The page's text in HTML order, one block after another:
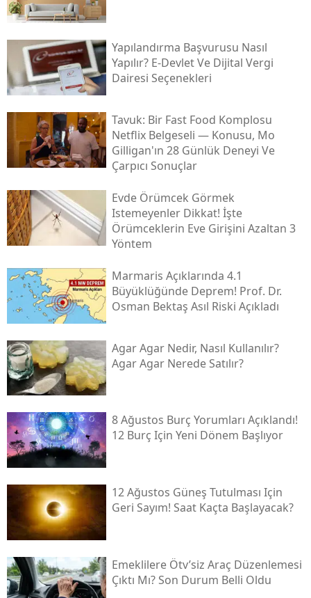
Yapılandırma Başvurusu Nasıl
Yapılır? E-Devlet Ve Dijital Vergi
Dairesi Seçenekleri
Tavuk: Bir Fast Food Komplosu
Netflix Belgeseli — Konusu, Mo
Gilligan'ın 28 Günlük Deneyi Ve
Çarpıcı Sonuçlar
Evde Örümcek Görmek
Istemeyenler Dikkat! İşte
Örümceklerin Eve Girişini Azaltan 3
Yöntem
Marmaris Açıklarında 4.1
Büyüklüğünde Deprem! Prof. Dr.
Osman Bektaş Asıl Riski Açıkladı
Agar Agar Nedir, Nasıl Kullanılır?
Agar Agar Nerede Satılır?
8 Ağustos Burç Yorumları Açıklandı!
12 Burç Için Yeni Dönem Başlıyor
12 Ağustos Güneş Tutulması Için
Geri Sayım! Saat Kaçta Başlayacak?
Emeklilere Ötv’siz Araç Düzenlemesi
Çıktı Mı? Son Durum Belli Oldu